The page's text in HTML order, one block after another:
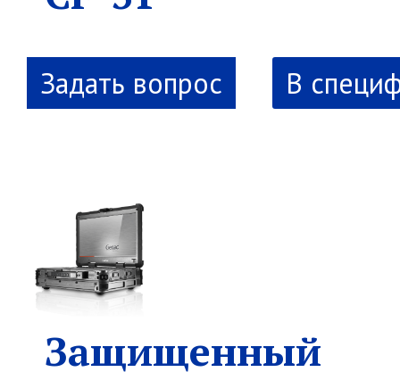
В
Защищенный